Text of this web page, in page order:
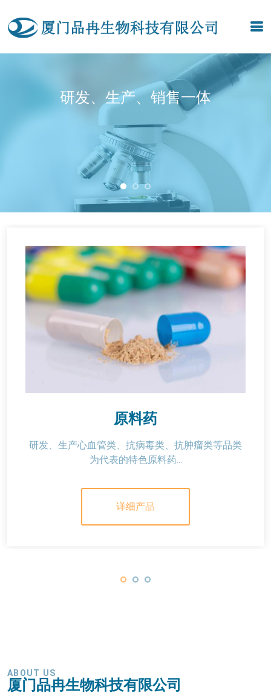
研发、生产、销售一体
原料药
研发、生产心血管类、抗病毒类、抗肿瘤类等品类
为代表的特色原料药...
详细产品
ABOUT US
厦门品冉生物科技有限公司